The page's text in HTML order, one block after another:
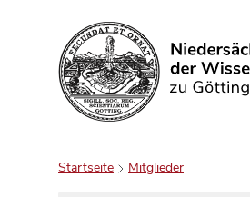
Suchen
Startseite Mitglieder